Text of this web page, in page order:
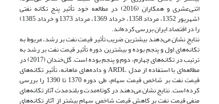
اثنی‌عشری و همکاران (2016) در مطالعه خود تأثیر پنج تکانه نفتی
(شهریور 1352، مرداد 1358، خرداد 1369، مرداد 1373 و خرداد 1385)
را در اقتصاد ایران بررسی کرده‌اند.
نتایج نشان می‌دهند بیشترین ضریب تأثیر قیمت نفت بر رشد، مربوط به
تکانه‌های اول و پنجم بوده و بیشترین دوره تأثیر قیمت نفت بر رشد به
ترتیب در تکانه‌های چهارم، دوم و پنجم بوده است. گل‌خندان (2017) در
مطالعه‌ای با استفاده از مدل ARDL و داده‌های ماهانه، تأثیر تکانه‌های
قیمت نفت بر شاخص قیمت سهام، طی دوره 1370 تا 1390 را بررسی
کرده است. نتایج نشان می‌دهند در کوتاه‌مدت و بلندمدت آثار تکانه‌های
منفی قیمت نفت بر کاهش قیمت شاخص سهام بیشتر از آثار تکانه‌های